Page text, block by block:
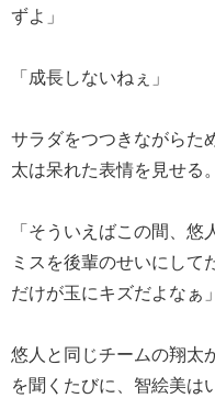
ずよ」
「成長しないねぇ」
サラダをつつきながらた
太は呆れた表情を見せる。
「そういえばこの間、
ミスを後輩のせいにして
だけが玉にキズだよなぁ」
悠人と同じチームの翔太
を聞くたびに、智絵美は